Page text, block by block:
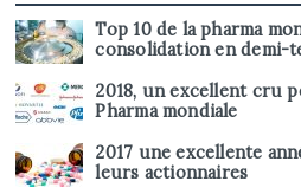
Top 10 de la pharma
consolidation en demi-
2018, un excellent cru
Pharma mondiale
2017 une excellente
leurs actionnaires